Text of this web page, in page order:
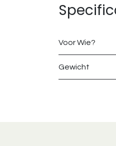
Voor Wie?
Gewicht